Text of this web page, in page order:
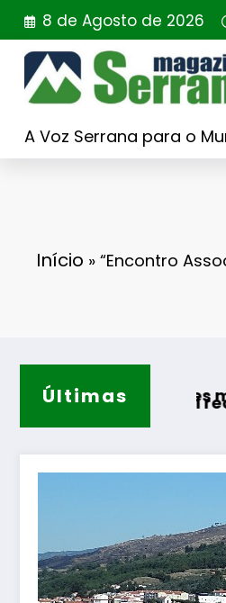
Saltar
para
conteúdo
8 de Agosto de 2026
A Voz Serrana para o
Início » “Encontro
Últimasdo verão
primeira